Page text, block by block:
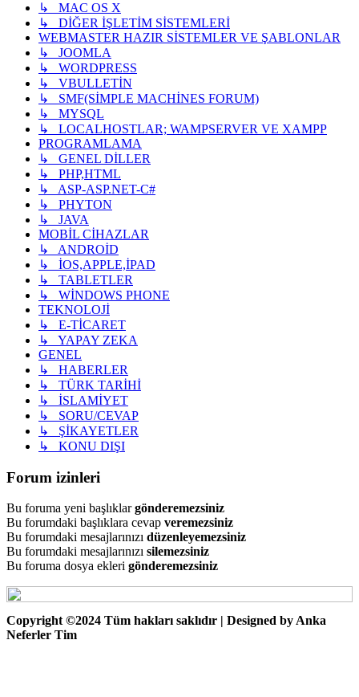
↳ MAC OS X
↳ DİĞER İŞLETİM SİSTEMLERİ
WEBMASTER HAZIR SİSTEMLER VE ŞABLONLAR
↳ JOOMLA
↳ WORDPRESS
↳ VBULLETİN
↳ SMF(SİMPLE MACHİNES FORUM)
↳ MYSQL
↳ LOCALHOSTLAR; WAMPSERVER VE XAMPP
PROGRAMLAMA
↳ GENEL DİLLER
↳ PHP,HTML
↳ ASP-ASP.NET-C#
↳ PHYTON
↳ JAVA
MOBİL CİHAZLAR
↳ ANDROİD
↳ İOS,APPLE,İPAD
↳ TABLETLER
↳ WİNDOWS PHONE
TEKNOLOJİ
↳ E-TİCARET
↳ YAPAY ZEKA
GENEL
↳ HABERLER
↳ TÜRK TARİHİ
↳ İSLAMİYET
↳ SORU/CEVAP
↳ ŞİKAYETLER
↳ KONU DIŞI
Forum izinleri
Bu foruma yeni başlıklargönderemezsiniz
Bu forumdaki başlıklara cevap veremezsiniz
Bu forumdaki mesajlarınızı düzenleyemezsiniz
Bu forumdaki mesajlarınızı silemezsiniz
Bu foruma dosya ekleri gönderemezsiniz
Copyright ©2024 Tüm hakları saklıdır | Designed by Anka
Neferler Tim